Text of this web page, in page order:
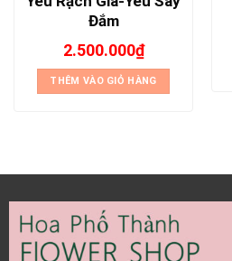
Đắm
2.500.000₫
THÊM VÀO GIỎ HÀNG